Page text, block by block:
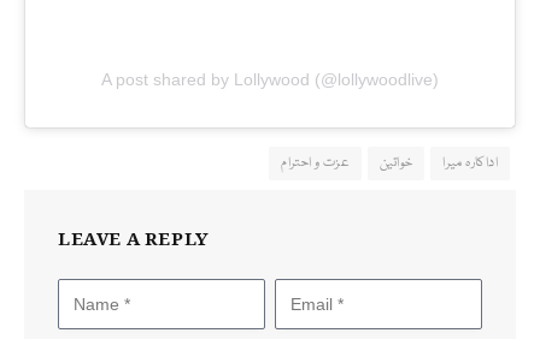
A post shared by Lollywood (@lollywoodlive)
اداکارہ میرا خواتین عزت و احترام
LEAVE A REPLY